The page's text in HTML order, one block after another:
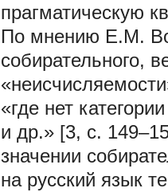
прагматическую
По мнению Е.М.
собирательного,
«где нет
и др.» [3, с.
значении
на русский язык